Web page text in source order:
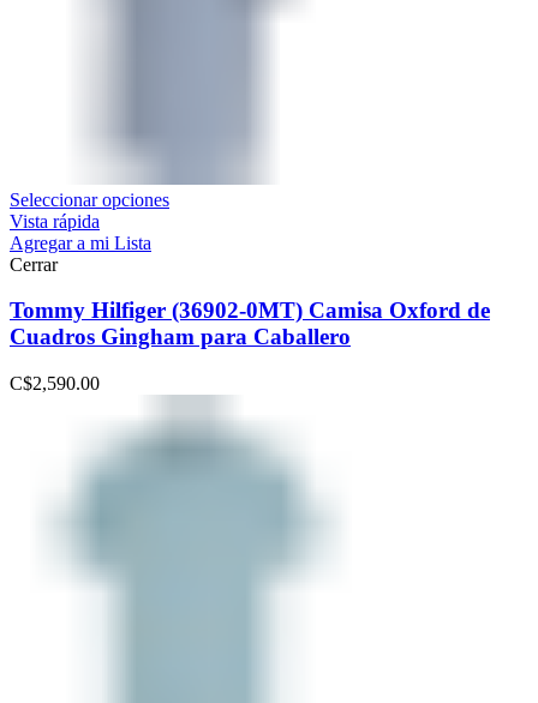
Seleccionar opciones
Vista rápida
Agregar a mi Lista
Cerrar
Tommy Hilfiger (36902-0MT) Camisa Oxford de
Cuadros Gingham para Caballero
C$2,590.00